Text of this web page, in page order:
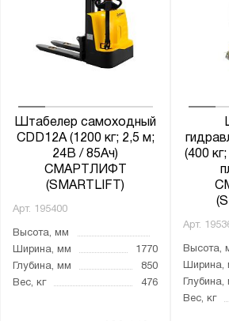
Штабелер самоходный
CDD12A (1200 кг; 2,5 м;
24В / 85Ач)
СМАРТЛИФТ
(SMARTLIFT)
Арт. 195400
Высота, мм
Ширина, мм
1770
Глубина, мм
850
Вес, кг
476
(400
Арт.
Высота,
Ширина,
Глубина,
Вес, кг
Глубина, мм:
от до
от до
Общая высота тележки, мм:
от
от до